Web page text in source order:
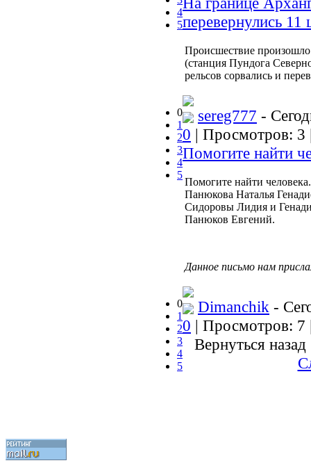
4
5перевернулись 11
Происшествие
(станция Пундога
рельсов сорвались и
0
1
2
3
4
5
sereg777 -
0 | Просмотров:
Помогите найти
Помогите найти
Панюкова Наталья
Сидоровы Лидия и
Панюков Евгений.
Данное письмо нам
0
1
2
3
4
5
Dimanchik -
0 | Просмотров:
Вернуться назад